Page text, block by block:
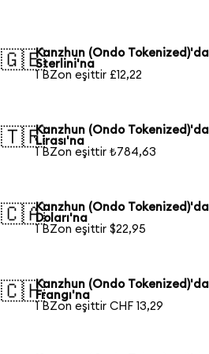
🇬🇧Kanzhun (Ondo
Sterlini'na
1 BZon eşittir £12,22
🇹🇷Kanzhun (Ondo
Lirası'na
1 BZon eşittir ₺784,63
🇨🇦Kanzhun (Ondo
Doları'na
1 BZon eşittir $22,95
🇨🇭Kanzhun (Ondo
Frangı'na
1 BZon eşittir CHF 13,29